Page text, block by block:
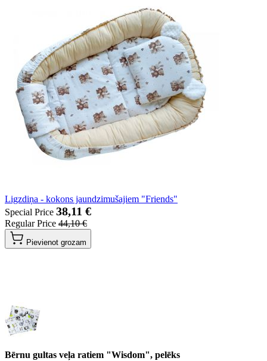
Ligzdiņa - kokons jaundzimušajiem "Friends"
Special Price 38,11 €
Regular Price 44,10 €
Pievienot grozam
Bērnu gultas veļa ratiem "Wisdom", pelēks